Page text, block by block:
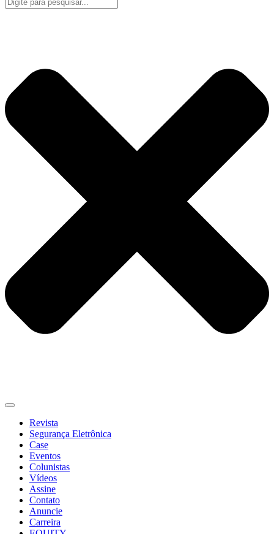
Revista
Segurança Eletrônica
Case
Eventos
Colunistas
Vídeos
Assine
Contato
Anuncie
Carreira